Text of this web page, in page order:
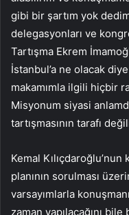
gibi bir şartım yok
delegasyonları ve
Tartışma Ekrem
İstanbul’a ne olacak
makamımla ilgili hiçbir
Misyonum siyasi
tartışmasının tarafı
Kemal
planının sorulması
varsayımlarla
zaman yapılacağını